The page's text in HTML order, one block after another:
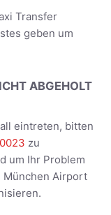
Transfer
geben um
ABGEHOLT
eintreten, bitten
zu
um Ihr Problem
München Airport